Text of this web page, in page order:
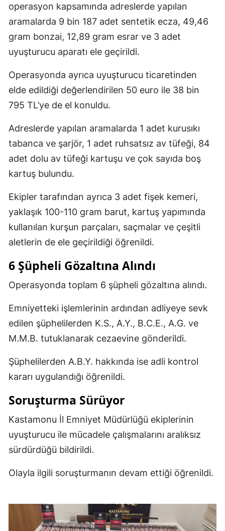
operasyon kapsamında adreslerde yapılan
aramalarda 9 bin 187 adet sentetik ecza, 49,46
gram bonzai, 12,89 gram esrar ve 3 adet
uyuşturucu aparatı ele geçirildi.
Operasyonda ayrıca uyuşturucu ticaretinden
elde edildiği değerlendirilen 50 euro ile 38 bin
795 TL’ye de el konuldu.
Adreslerde yapılan aramalarda 1 adet kurusıkı
tabanca ve şarjör, 1 adet ruhsatsız av tüfeği, 84
adet dolu av tüfeği kartuşu ve çok sayıda boş
kartuş bulundu.
Ekipler tarafından ayrıca 3 adet fişek kemeri,
yaklaşık 100-110 gram barut, kartuş yapımında
kullanılan kurşun parçaları, saçmalar ve çeşitli
aletlerin de ele geçirildiği öğrenildi.
6 Şüpheli Gözaltına Alındı
Operasyonda toplam 6 şüpheli gözaltına alındı.
Emniyetteki işlemlerinin ardından adliyeye sevk
edilen şüphelilerden K.S., A.Y., B.C.E., A.G. ve
M.M.B. tutuklanarak cezaevine gönderildi.
Şüphelilerden A.B.Y. hakkında ise adli kontrol
kararı uygulandığı öğrenildi.
Soruşturma Sürüyor
Kastamonu İl Emniyet Müdürlüğü ekiplerinin
uyuşturucu ile mücadele çalışmalarını aralıksız
sürdürdüğü bildirildi.
Olayla ilgili soruşturmanın devam ettiği öğrenildi.